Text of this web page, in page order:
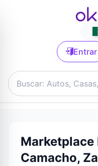
Entrar
Marketplace
Camacho,